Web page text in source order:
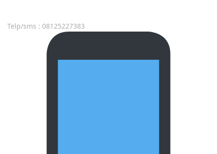
Telp/sms : 08125227383